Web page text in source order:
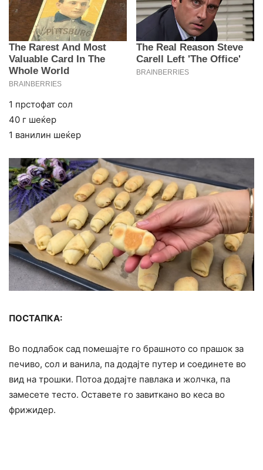
1 прстофат сол
40 г шеќер
1 ванилин шеќер
ПОСТАПКА:
Во подлабок сад помешајте го брашното со прашок за
печиво, сол и ванила, па додајте путер и соединете во
вид на трошки. Потоа додајте павлака и жолчка, па
замесете тесто. Оставете го завиткано во кеса во
фрижидер.